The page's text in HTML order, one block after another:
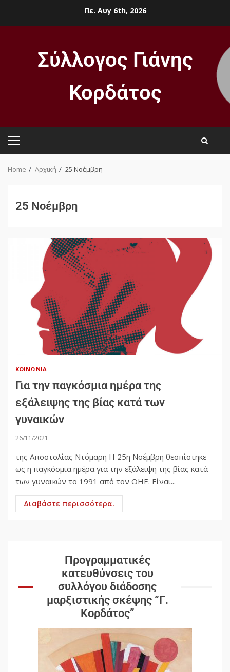
Πε. Αυγ 6th, 2026
Σύλλογος Γιάνης
Κορδάτος
Home Αρχική 25 Νοέμβρη
25 Νοέμβρη
ΚΟΙΝΩΝΊΑ
Για την παγκόσμια ημέρα της
εξάλειψης της βίας κατά των
γυναικών
26/11/2021
της Αποστολίας Ντόμαρη Η 25η Νοέμβρη θεσπίστηκε
ως η παγκόσμια ημέρα για την εξάλειψη της βίας κατά
των γυναικών το 1991 από τον ΟΗΕ. Είναι...
Διαβάστε περισσότερα.
Προγραμματικές
κατευθύνσεις του
συλλόγου διάδοσης
μαρξιστικής σκέψης “Γ.
Κορδάτος”